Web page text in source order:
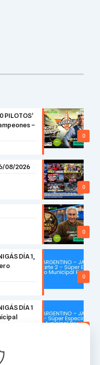
0
PILOTOS’
–
0
08/2026
0
0
DÍA 1,
DÍA 1